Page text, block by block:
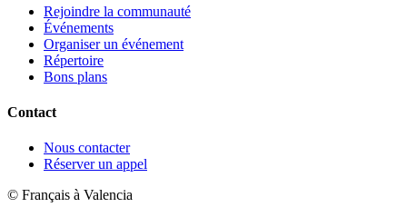
Rejoindre la communauté
Événements
Organiser un événement
Répertoire
Bons plans
Contact
Nous contacter
Réserver un appel
© Français à Valencia